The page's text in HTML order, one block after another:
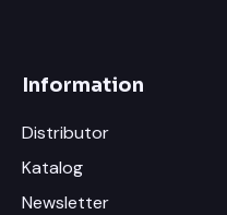
Information
Distributor
Katalog
Newsletter